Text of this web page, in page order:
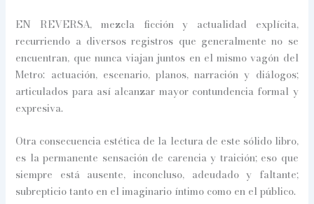
EN REVERSA, mezcla ficción y actualidad explícita,
recurriendo a diversos registros que generalmente no se
encuentran, que nunca viajan juntos en el mismo vagón del
Metro: actuación, escenario, planos, narración y diálogos;
articulados para así alcanzar mayor contundencia formal y
expresiva.
Otra consecuencia estética de la lectura de este sólido libro,
es la permanente sensación de carencia y traición; eso que
siempre está ausente, inconcluso, adeudado y faltante;
subrepticio tanto en el imaginario íntimo como en el público.